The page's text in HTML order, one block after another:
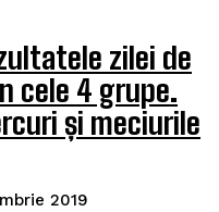
zilei de
cele 4 grupe.
și meciurile
2019